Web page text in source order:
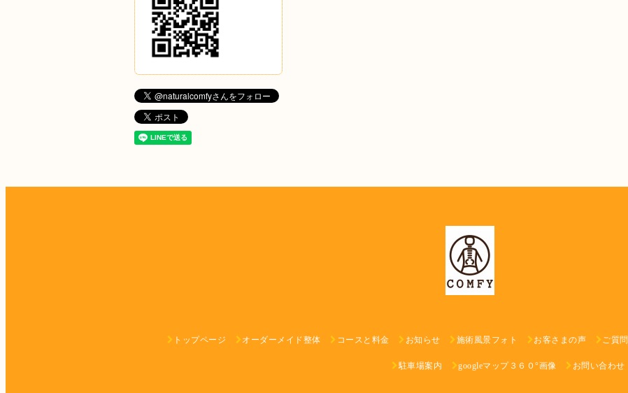
トップページ オーダーメイド整体 コースと料金 お知らせ 施術風景フォト お客さまの声 ご質問
駐車場案内 googleマップ３６０°画像 お問い合わせ